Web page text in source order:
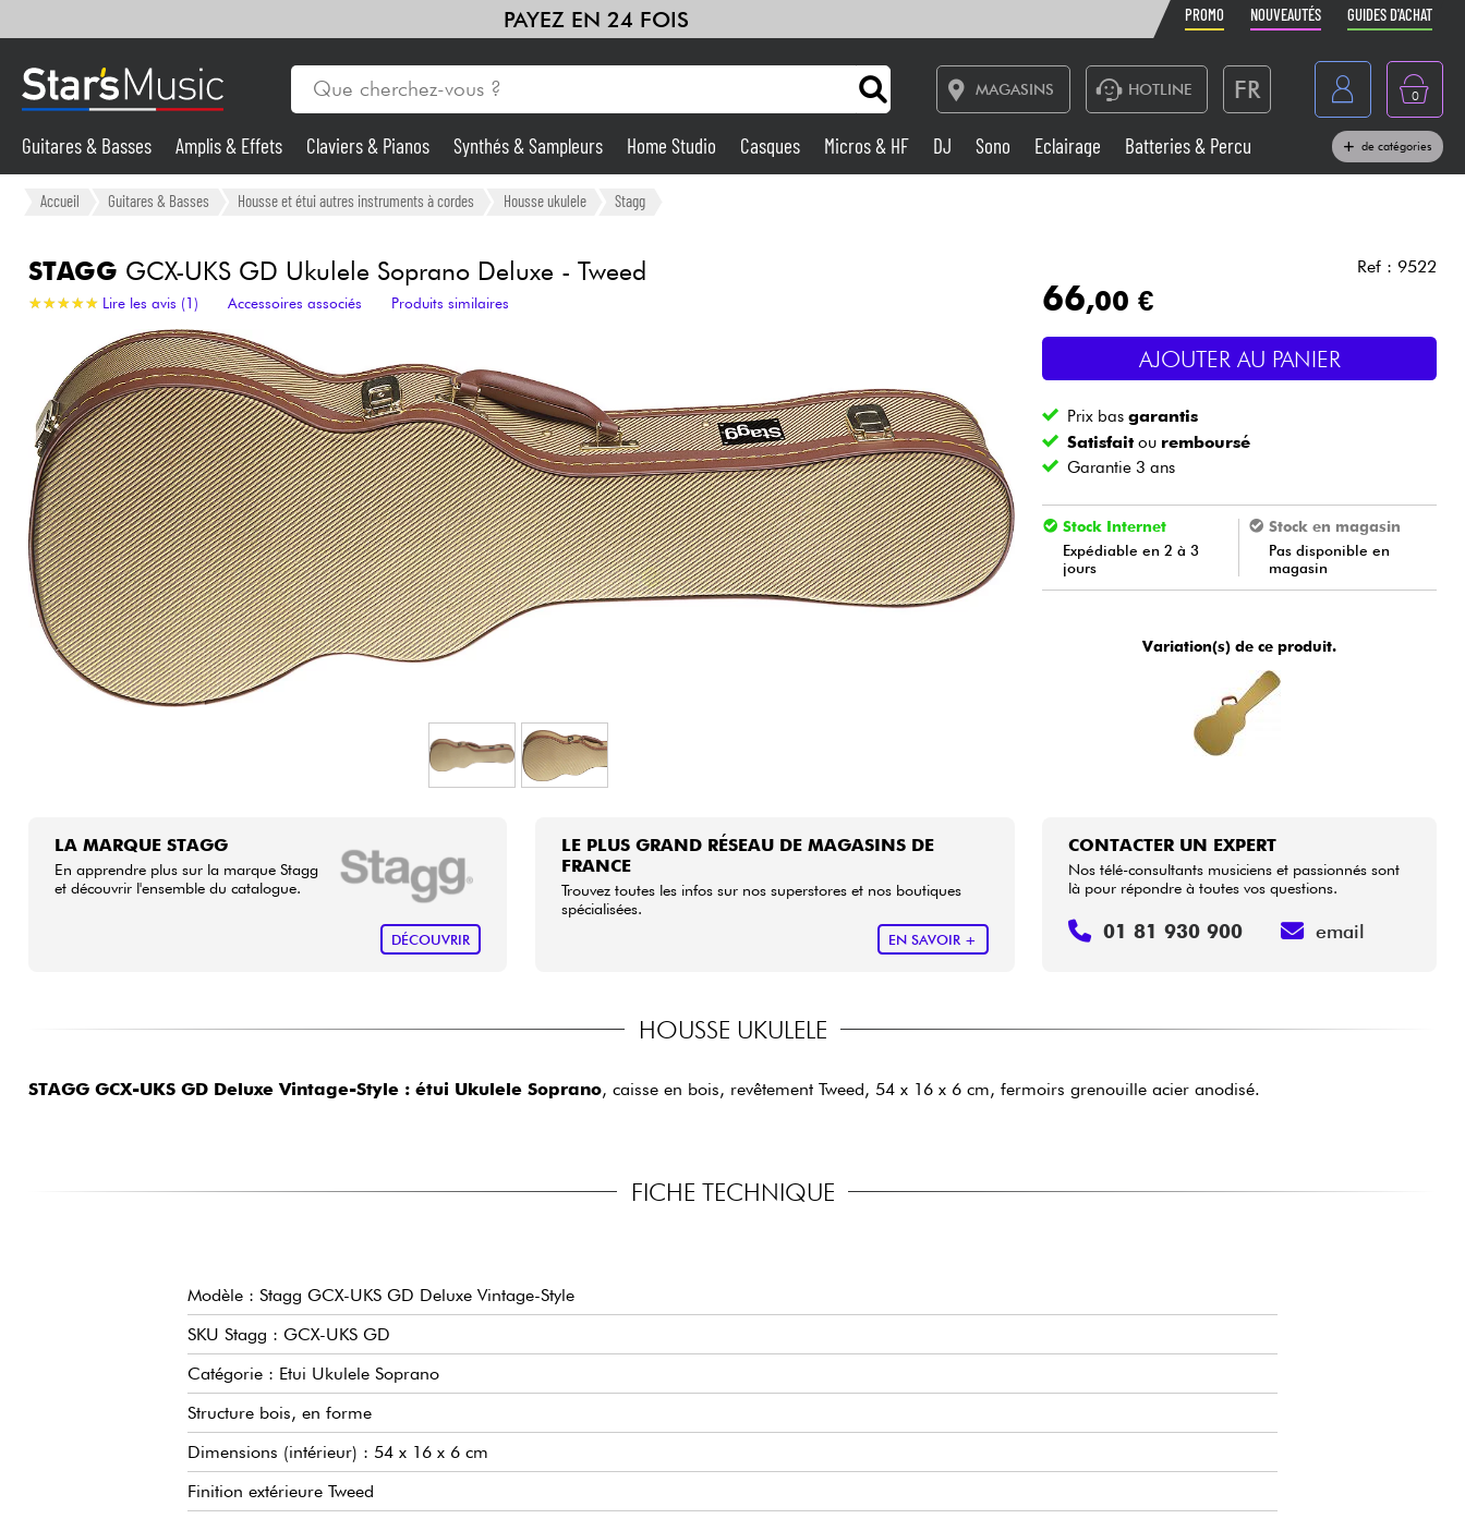
PAYEZ EN 24 FOIS PROMO NOUVEAUTÉS GUIDES D'ACHAT
MAGASINS HOTLINE FR
Belgique
België
Nederland
0
Guitares & Basses Amplis & Effets
Synthés & Sampleurs Home Studio
Micros & HF Sono
Eclairage Vents
Violons & Quatuor Eveil Musical Câbles & Access.
HiFi Packs
Voir nos marques
Guitares & Basses Amplis & Effets Claviers & Pianos Synthés & Sampleurs Home Studio Casques Micros & HF DJ Sono Eclairage
Batteries & Percu
de catégories
Accueil Guitares & Basses Housse et étui autres instruments à cordes Housse ukulele Stagg
STAGG GCX-UKS GD Ukulele Soprano Deluxe - Tweed
★★★★★
★★★★★ Lire les avis (1) Accessoires associés Produits similaires
Ref : 9522
66,00 €
AJOUTER AU PANIER
Prix basgarantis
Satisfaitou remboursé
Garantie 3 ans
Stock Internet
Expédiable en 2 à 3
jours
Stock en magasin
Pas disponible en
magasin
Variation(s) de ce produit.
LA MARQUE STAGG
En apprendre plus sur la marque Stagg
et découvrir l'ensemble du catalogue.
DÉCOUVRIR
LE PLUS GRAND RÉSEAU DE MAGASINS DE
FRANCE
Trouvez toutes les infos sur nos superstores et nos boutiques
spécialisées.
EN SAVOIR +
CONTACTER UN EXPERT
Nos télé-consultants musiciens et passionnés sont
là pour répondre à toutes vos questions.
01 81 930 900 email
HOUSSE UKULELE
STAGG GCX-UKS GD Deluxe Vintage-Style : étui Ukulele Soprano, caisse en bois, revêtement Tweed, 54 x 16 x 6 cm, fermoirs grenouille acier anodisé.
FICHE TECHNIQUE
Modèle : Stagg GCX-UKS GD Deluxe Vintage-Style
SKU Stagg : GCX-UKS GD
Catégorie : Etui Ukulele Soprano
Structure bois, en forme
Dimensions (intérieur) : 54 x 16 x 6 cm
Finition extérieure Tweed